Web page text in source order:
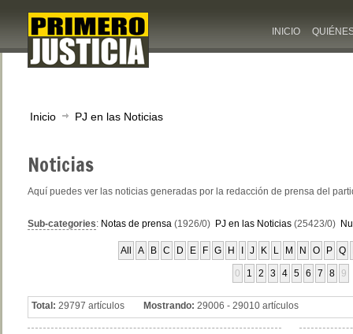
INICIO
Inicio PJ en las Noticias
Noticias
Aquí puedes ver las noticias generadas por la redacción de prensa del
Sub-categories: Notas de prensa (1926/0) PJ en las Noticias (25423/0)
All A B C D E F G H J K L M N O P Q
0 1 2 3 4 5 6 7 8 9
Total: 29797 artículos Mostrando: 29006 - 29010 artículos